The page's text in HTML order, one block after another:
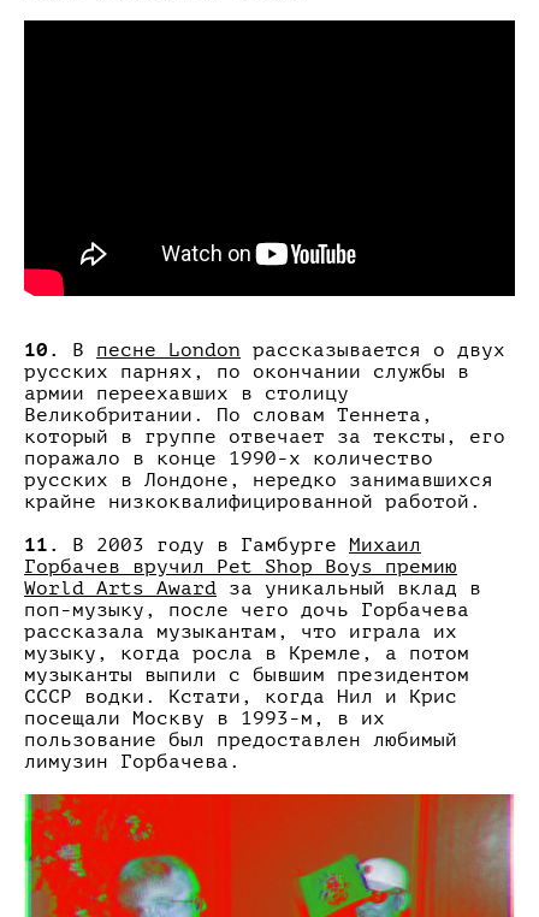
10. В песне London рассказывается о двух
русских парнях, по окончании службы в
армии переехавших в столицу
Великобритании. По словам Теннета,
который в группе отвечает за тексты, его
поражало в конце 1990-х количество
русских в Лондоне, нередко занимавшихся
крайне низкоквалифицированной работой.
11.
В 2003 году в Гамбурге Михаил
Горбачев вручил Pet Shop Boys премию
World Arts Award за уникальный вклад в
поп-музыку, после чего дочь Горбачева
рассказала музыкантам, что играла их
музыку, когда росла в Кремле, а потом
музыканты выпили с бывшим президентом
СССР водки. Кстати, когда Нил и Крис
посещали Москву в 1993-м, в их
пользование был предоставлен любимый
лимузин Горбачева.